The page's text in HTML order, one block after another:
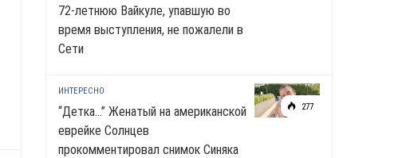
72-летнюю Вайкуле, упавшую во
время выступления, не пожалели в
Сети
277
ИНТЕРЕСНО
“Детка…” Женатый на американской
еврейке Солнцев
прокомментировал снимок Синяка